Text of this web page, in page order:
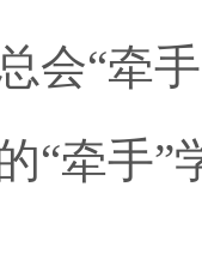
会“牵
“牵手”